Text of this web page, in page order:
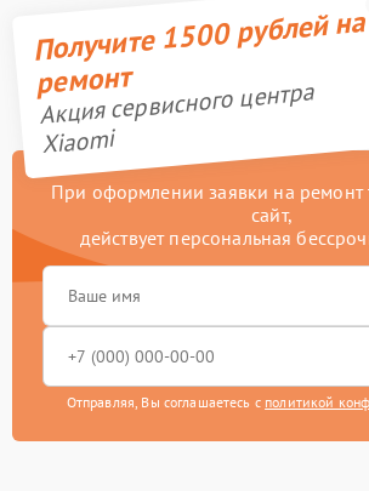
Получите 1500 рублей на
ремонт
Акция сервисного центра
Xiaomi
При оформлении заявки на ремонт
сайт,
действует персональная
Отправляя, Вы соглашаетесь с политикой